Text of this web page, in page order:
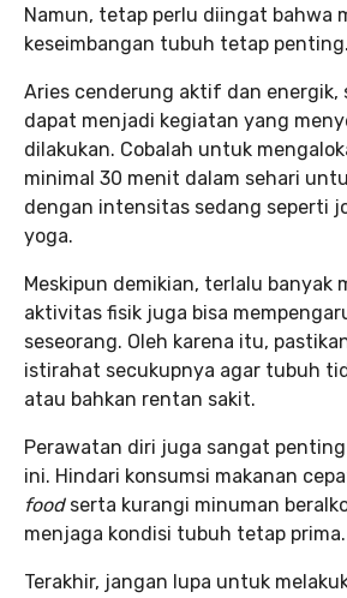
Namun, tetap perlu diingat bahwa
keseimbangan tubuh tetap penting.
Aries cenderung aktif dan energik,
dapat menjadi kegiatan yang
dilakukan. Cobalah untuk
minimal 30 menit dalam sehari
dengan intensitas sedang seperti
yoga.
Meskipun demikian, terlalu banyak
aktivitas fisik juga bisa
seseorang. Oleh karena itu,
istirahat secukupnya agar tubuh
atau bahkan rentan sakit.
Perawatan diri juga sangat
ini. Hindari konsumsi makanan
foodserta kurangi minuman
menjaga kondisi tubuh tetap prima.
Terakhir, jangan lupa untuk